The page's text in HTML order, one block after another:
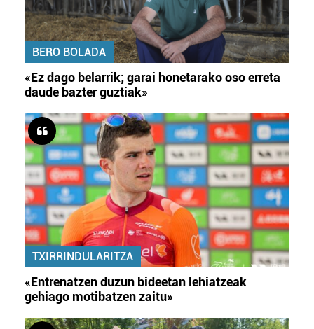
BERO BOLADA
«Ez dago belarrik; garai honetarako oso erreta
daude bazter guztiak»
TXIRRINDULARITZA
«Entrenatzen duzun bideetan lehiatzeak
gehiago motibatzen zaitu»